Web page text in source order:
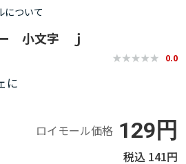
について
ー 小文字 ｊ
0.0
に
ロイモール価格 129円
141円